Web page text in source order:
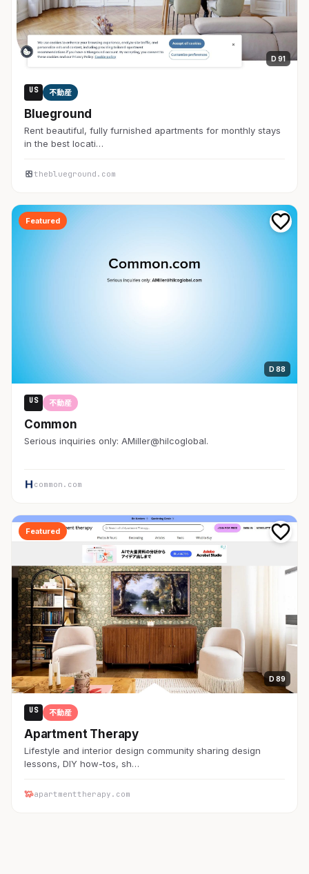
D 91
US 不動産
Blueground
Rent beautiful, fully furnished apartments for monthly stays
in the best locati…
theblueground.com
Featured
D 88
US 不動産
Common
Serious inquiries only: AMiller@hilcoglobal.
common.com
Featured
D 89
US 不動産
Apartment Therapy
Lifestyle and interior design community sharing design
lessons, DIY how-tos, sh…
apartmenttherapy.com